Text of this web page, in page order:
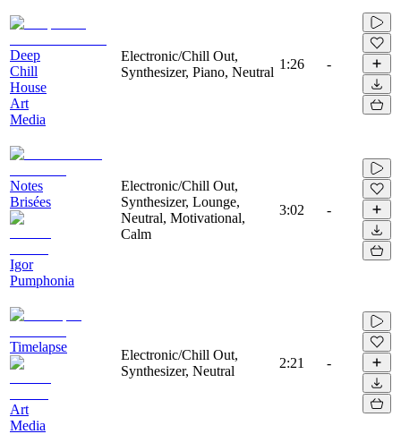
Deep
Chill
House
Art
Media
Electronic/Chill Out,
Synthesizer, Piano, Neutral
1:26 -
Notes
Brisées
Igor
Pumphonia
Electronic/Chill Out,
Synthesizer, Lounge,
Neutral, Motivational,
Calm
3:02 -
Timelapse
Art
Media
Electronic/Chill Out,
Synthesizer, Neutral
2:21 -